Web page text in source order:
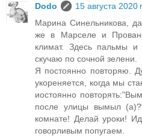
Dodo
15 августа 2020
Марина Синельникова,
же в Марселе и
климат. Здесь пальмы и
скучаю по сочной зелени.
Я постоянно повторяю.
укореняется, когда мы
иостоянно
после улицы вымыл
комнате! Делай уроки!
говорливым попугаем.